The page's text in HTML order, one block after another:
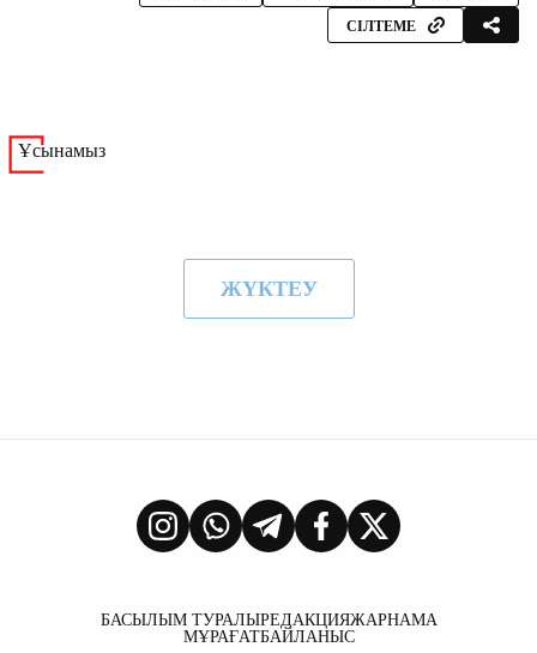
СІЛТЕМЕ
Ұсынамыз
ЖҮКТЕУ
БАСЫЛЫМ ТУРАЛЫРЕДАКЦИЯЖАРНАМА
МҰРАҒАТБАЙЛАНЫС